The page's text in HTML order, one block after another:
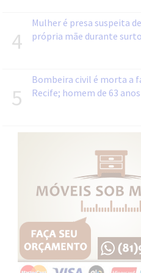
4
Mulher é presa suspeita
própria mãe durante
5
Bombeira civil é morta a
Recife; homem de 63